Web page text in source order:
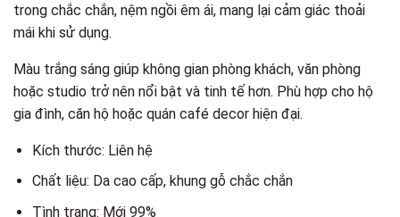
trong chắc chắn, nệm ngồi êm ái, mang lại cảm giác thoải
mái khi sử dụng.
Màu trắng sáng giúp không gian phòng khách, văn phòng
hoặc studio trở nên nổi bật và tinh tế hơn. Phù hợp cho hộ
gia đình, căn hộ hoặc quán café decor hiện đại.
Kích thước: Liên hệ
Chất liệu: Da cao cấp, khung gỗ chắc chắn
Tình trạng: Mới 99%